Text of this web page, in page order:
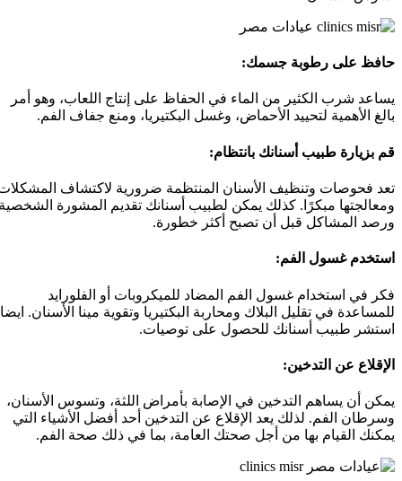
حافظ على رطوبة جسمك:
يساعد شرب الكثير من الماء في الحفاظ على إنتاج اللعاب، وهو أمر
بالغ الأهمية لتحييد الأحماض، وغسل البكتيريا، ومنع جفاف الفم.
قم بزيارة طبيب أسنانك بانتظام:
تعد فحوصات وتنظيف الأسنان المنتظمة ضرورية لاكتشاف المشكلات
ومعالجتها مبكرًا. كذلك يمكن لطبيب أسنانك تقديم المشورة الشخصية
ورصد المشاكل قبل أن تصبح أكثر خطورة.
استخدم غسول الفم:
فكر في استخدام غسول الفم المضاد للميكروبات أو الفلورايد
للمساعدة في تقليل البلاك ومحاربة البكتيريا وتقوية مينا الأسنان. ايضا
استشر طبيب أسنانك للحصول على توصيات.
الإقلاع عن التدخين:
يمكن أن يساهم التدخين في الإصابة بأمراض اللثة، وتسوس الأسنان،
وسرطان الفم. لذلك يعد الإقلاع عن التدخين أحد أفضل الأشياء التي
يمكنك القيام بها من أجل صحتك العامة، بما في ذلك صحة الفم.